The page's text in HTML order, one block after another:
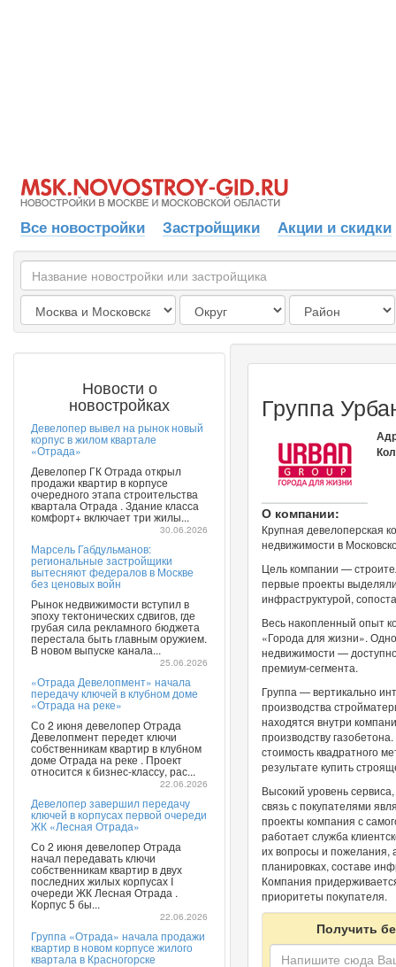
Все новостройки Застройщики Акции и скидки
Новости о
новостройках
Девелопер вывел на рынок новый
корпус в жилом квартале
«Отрада»
Девелопер ГК Отрада открыл
продажи квартир в корпусе
очередного этапа строительства
квартала Отрада . Здание класса
комфорт+ включает три жилы...
30.06.2026
Марсель Габдульманов:
региональные застройщики
вытесняют федералов в Москве
без ценовых войн
Рынок недвижимости вступил в
эпоху тектонических сдвигов, где
грубая сила рекламного бюджета
перестала быть главным оружием.
В новом выпуске канала...
25.06.2026
«Отрада Девелопмент» начала
передачу ключей в клубном доме
«Отрада на реке»
Со 2 июня девелопер Отрада
Девелопмент передет ключи
собственникам квартир в клубном
доме Отрада на реке . Проект
относится к бизнес-классу, рас...
22.06.2026
Девелопер завершил передачу
ключей в корпусах первой очереди
ЖК «Лесная Отрада»
Со 2 июня девелопер Отрада
начал передавать ключи
собственникам квартир в двух
последних жилых корпусах I
очереди ЖК Лесная Отрада .
Корпус 5 бы...
22.06.2026
Группа «Отрада» начала продажи
квартир в новом корпусе жилого
квартала в Красногорске
Группа
О компании:
Крупная девелоперская
недвижимости в
Цель компании —
первые проекты
инфраструктурой,
Весь накопленный опыт
«Города для жизни».
недвижимости —
премиум-сегмента.
Группа — вертикально
производства
находятся внутри
производству
стоимость квадратного
результате купить
Высокий уровень
связь с покупателями
проекты компания с
работает служба
их вопросы и пожелания,
планировках, составе
Компания
приоритеты покупателя.
Получить